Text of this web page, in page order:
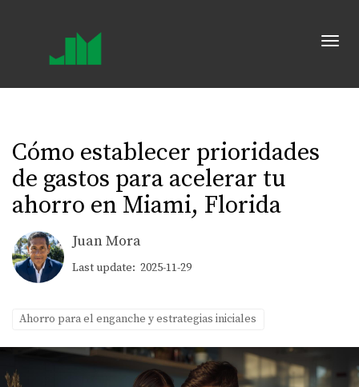
Cómo establecer prioridades
de gastos para acelerar tu
ahorro en Miami, Florida
Juan Mora
Last update: 2025-11-29
Ahorro para el enganche y estrategias iniciales